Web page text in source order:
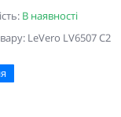
В наявності
LeVero LV6507 C2